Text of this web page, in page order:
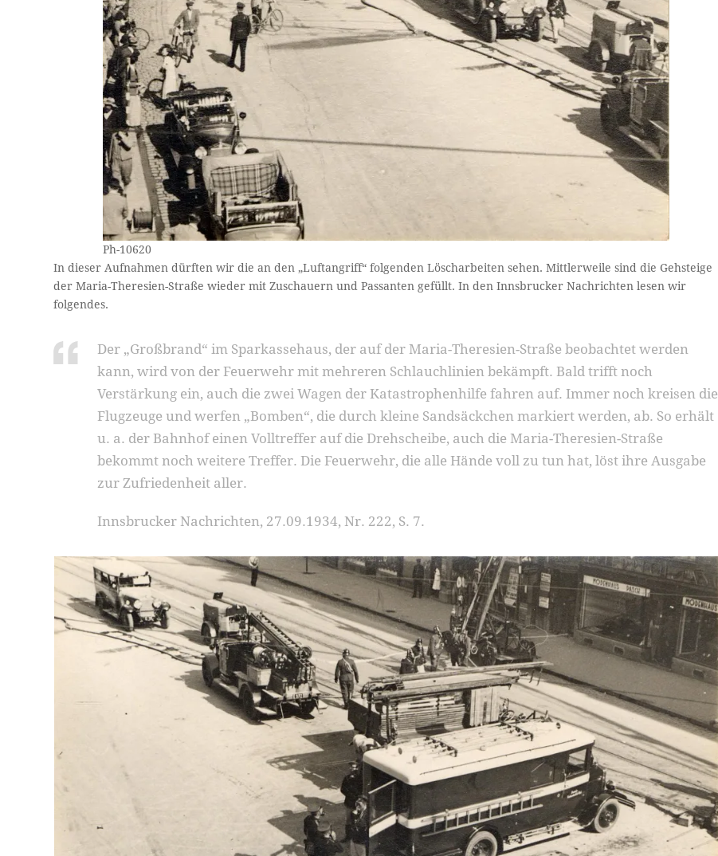
Ph-10620
In dieser Aufnahmen dürften wir die an den „Luftangriff“ folgenden Löscharbeiten sehen. Mittlerweile sind die Gehsteige
der Maria-Theresien-Straße wieder mit Zuschauern und Passanten gefüllt. In den Innsbrucker Nachrichten lesen wir
folgendes.
Der „Großbrand“ im Sparkassehaus, der auf der Maria-Theresien-Straße beobachtet werden
kann, wird von der Feuerwehr mit mehreren Schlauchlinien bekämpft. Bald trifft noch
Verstärkung ein, auch die zwei Wagen der Katastrophenhilfe fahren auf. Immer noch kreisen die
Flugzeuge und werfen „Bomben“, die durch kleine Sandsäckchen markiert werden, ab. So erhält
u. a. der Bahnhof einen Volltreffer auf die Drehscheibe, auch die Maria-Theresien-Straße
bekommt noch weitere Treffer. Die Feuerwehr, die alle Hände voll zu tun hat, löst ihre Ausgabe
zur Zufriedenheit aller.
Innsbrucker Nachrichten, 27.09.1934, Nr. 222, S. 7.